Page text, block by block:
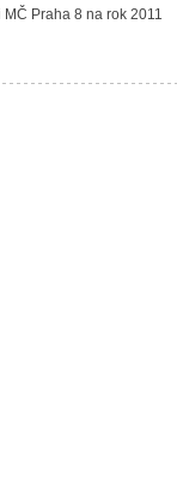
Praha 8 na rok 2011